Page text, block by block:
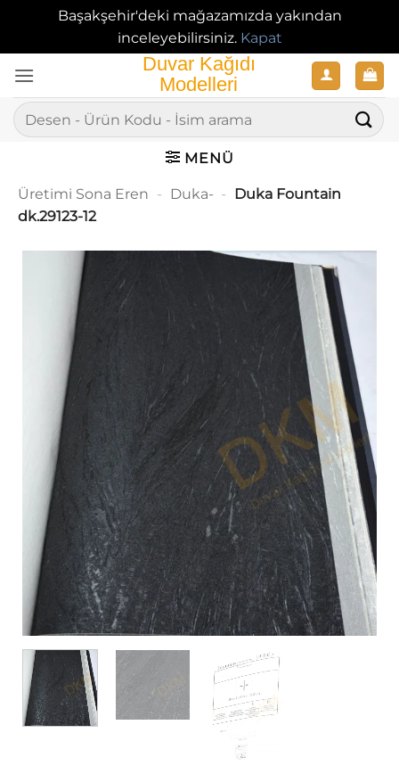
Başakşehir'deki mağazamızda yakından
inceleyebilirsiniz. Kapat
atla
Ara:
MENÜ
Üretimi Sona Eren - Duka- - Duka Fountain
dk.29123-12